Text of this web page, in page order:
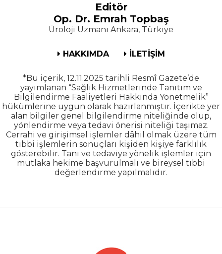
Editör
Op. Dr. Emrah Topbaş
Üroloji Uzmanı Ankara, Türkiye
HAKKIMDA İLETİŞİM
*Bu içerik, 12.11.2025 tarihli Resmî Gazete’de
yayımlanan “Sağlık Hizmetlerinde Tanıtım ve
Bilgilendirme Faaliyetleri Hakkında Yönetmelik”
hükümlerine uygun olarak hazırlanmıştır. İçerikte yer
alan bilgiler genel bilgilendirme niteliğinde olup,
yönlendirme veya tedavi önerisi niteliği taşımaz.
Cerrahi ve girişimsel işlemler dâhil olmak üzere tüm
tıbbi işlemlerin sonuçları kişiden kişiye farklılık
gösterebilir. Tanı ve tedaviye yönelik işlemler için
mutlaka hekime başvurulmalı ve bireysel tıbbi
değerlendirme yapılmalıdır.